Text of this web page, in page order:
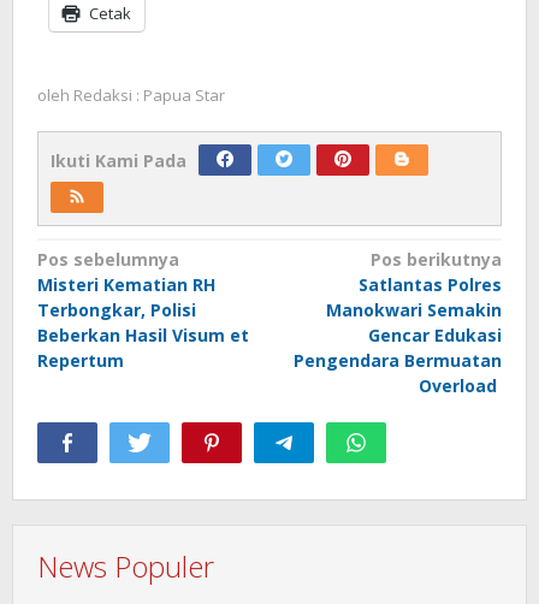
Cetak
oleh Redaksi : Papua Star
Ikuti Kami Pada
Navigasi
pos
Pos sebelumnya
Misteri Kematian RH
Terbongkar, Polisi
Beberkan Hasil Visum et
Repertum
Pos berikutnya
Satlantas Polres
Manokwari Semakin
Gencar Edukasi
Pengendara Bermuatan
Overload
News Populer